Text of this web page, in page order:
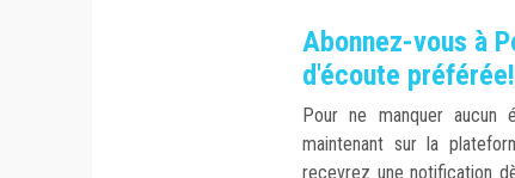
Abonnez-vous à
d'écoute préférée!
Pour ne manquer aucun
maintenant sur la
recevrez une notification